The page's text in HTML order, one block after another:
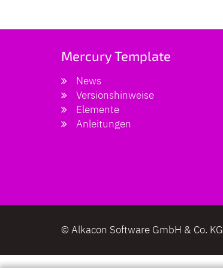
Mercury Template
News
Versionshinweise
Elemente
Anleitungen
© Alkacon Software GmbH & Co. KG